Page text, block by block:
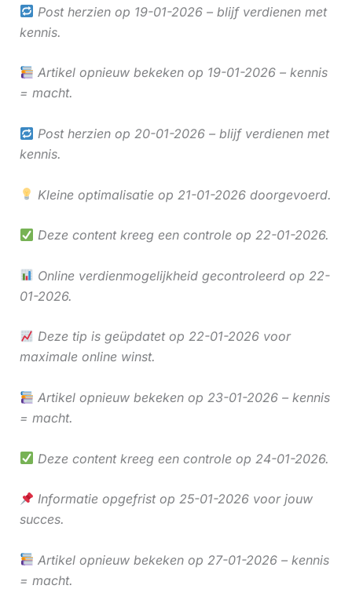
Post herzien op 19-01-2026 – blijf verdienen met
kennis.
Artikel opnieuw bekeken op 19-01-2026 – kennis
= macht.
Post herzien op 20-01-2026 – blijf verdienen met
kennis.
Kleine optimalisatie op 21-01-2026 doorgevoerd.
Deze content kreeg een controle op 22-01-2026.
Online verdienmogelijkheid gecontroleerd op 22-
01-2026.
Deze tip is geüpdatet op 22-01-2026 voor
maximale online winst.
Artikel opnieuw bekeken op 23-01-2026 – kennis
= macht.
Deze content kreeg een controle op 24-01-2026.
Informatie opgefrist op 25-01-2026 voor jouw
succes.
Artikel opnieuw bekeken op 27-01-2026 – kennis
= macht.